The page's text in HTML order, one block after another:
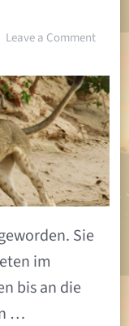
Leave a Commenton
das
Ende
der
Sie
im
bis an die
…